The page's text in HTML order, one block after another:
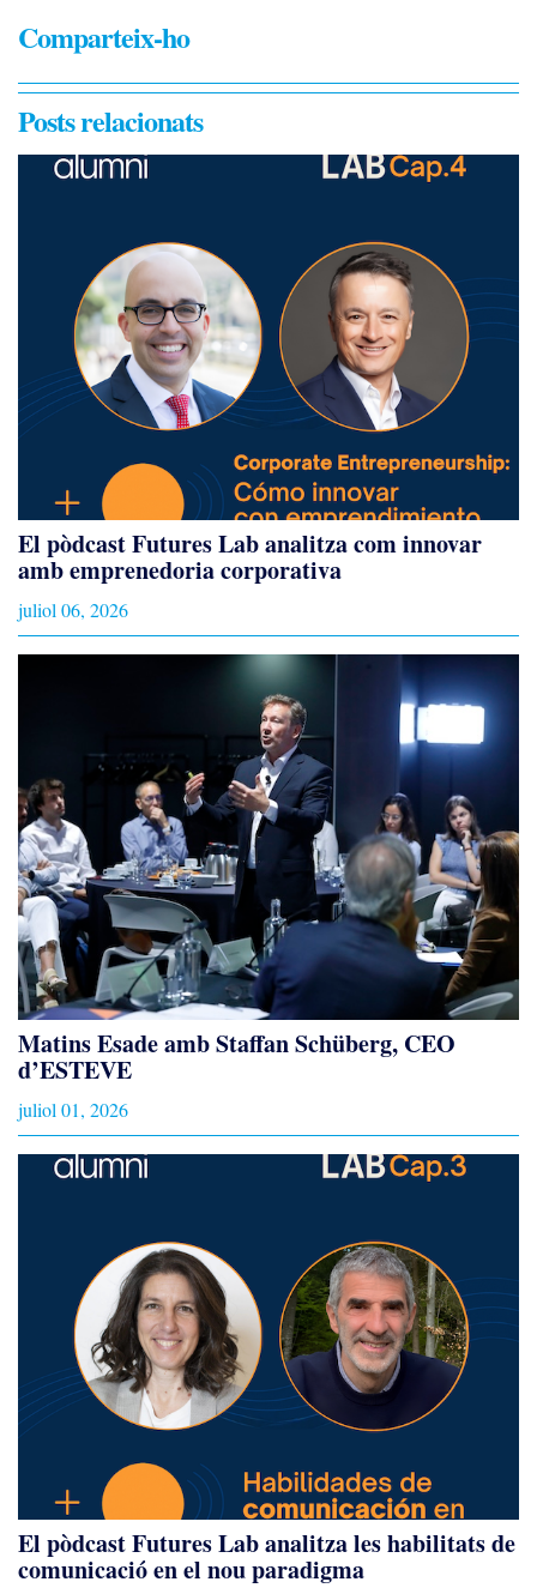
Comparteix-ho
Posts relacionats
El pòdcast Futures Lab analitza com innovar
amb emprenedoria corporativa
juliol 06, 2026
Matins Esade amb Staffan Schüberg, CEO
d’ESTEVE
juliol 01, 2026
El pòdcast Futures Lab analitza les habilitats de
comunicació en el nou paradigma